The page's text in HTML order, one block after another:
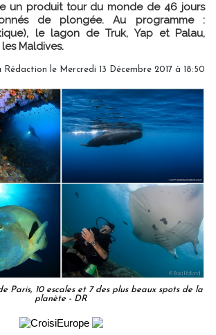
un produit tour du monde de 46 jours
de plongée. Au programme :
le lagon de Truk, Yap et Palau,
Maldives.
Rédaction le Mercredi 13 Décembre 2017 à 18:50
Paris, 10 escales et 7 des plus beaux spots de la
planète - DR